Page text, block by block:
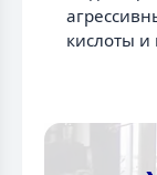
кислоты и